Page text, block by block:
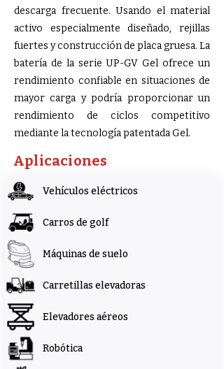
descarga frecuente. Usando el material
activo especialmente diseñado, rejillas
fuertes y construcción de placa gruesa. La
batería de la serie UP-GV Gel ofrece un
rendimiento confiable en situaciones de
mayor carga y podría proporcionar un
rendimiento de ciclos competitivo
mediante la tecnología patentada Gel.
Aplicaciones
Vehículos eléctricos
Carros de golf
Máquinas de suelo
Carretillas elevadoras
Elevadores aéreos
Robótica